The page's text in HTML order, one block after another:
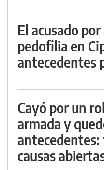
El acusado
pedofilia en
antecedentes
Cayó por un
armada y
causas